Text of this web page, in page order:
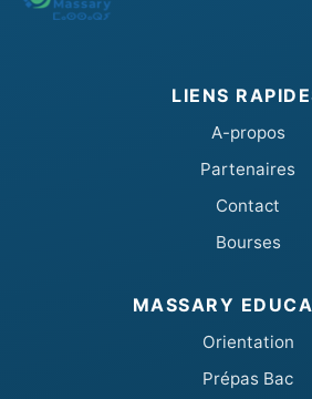
LIENS
A-propos
Partenaires
Contact
Bourses
MASSARY
Orientation
Prépas Bac